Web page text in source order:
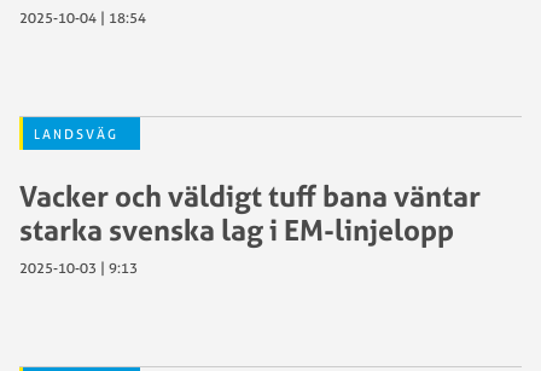
2025-10-04 | 18:54
LANDSVÄG
Vacker och väldigt tuff bana väntar
starka svenska lag i EM-linjelopp
2025-10-03 | 9:13